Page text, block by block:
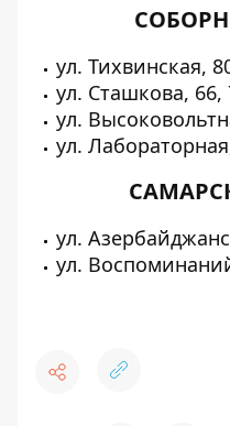
ул. Тихвинская,
ул. Сташкова, 66,
ул.
ул.
ул.
ул.